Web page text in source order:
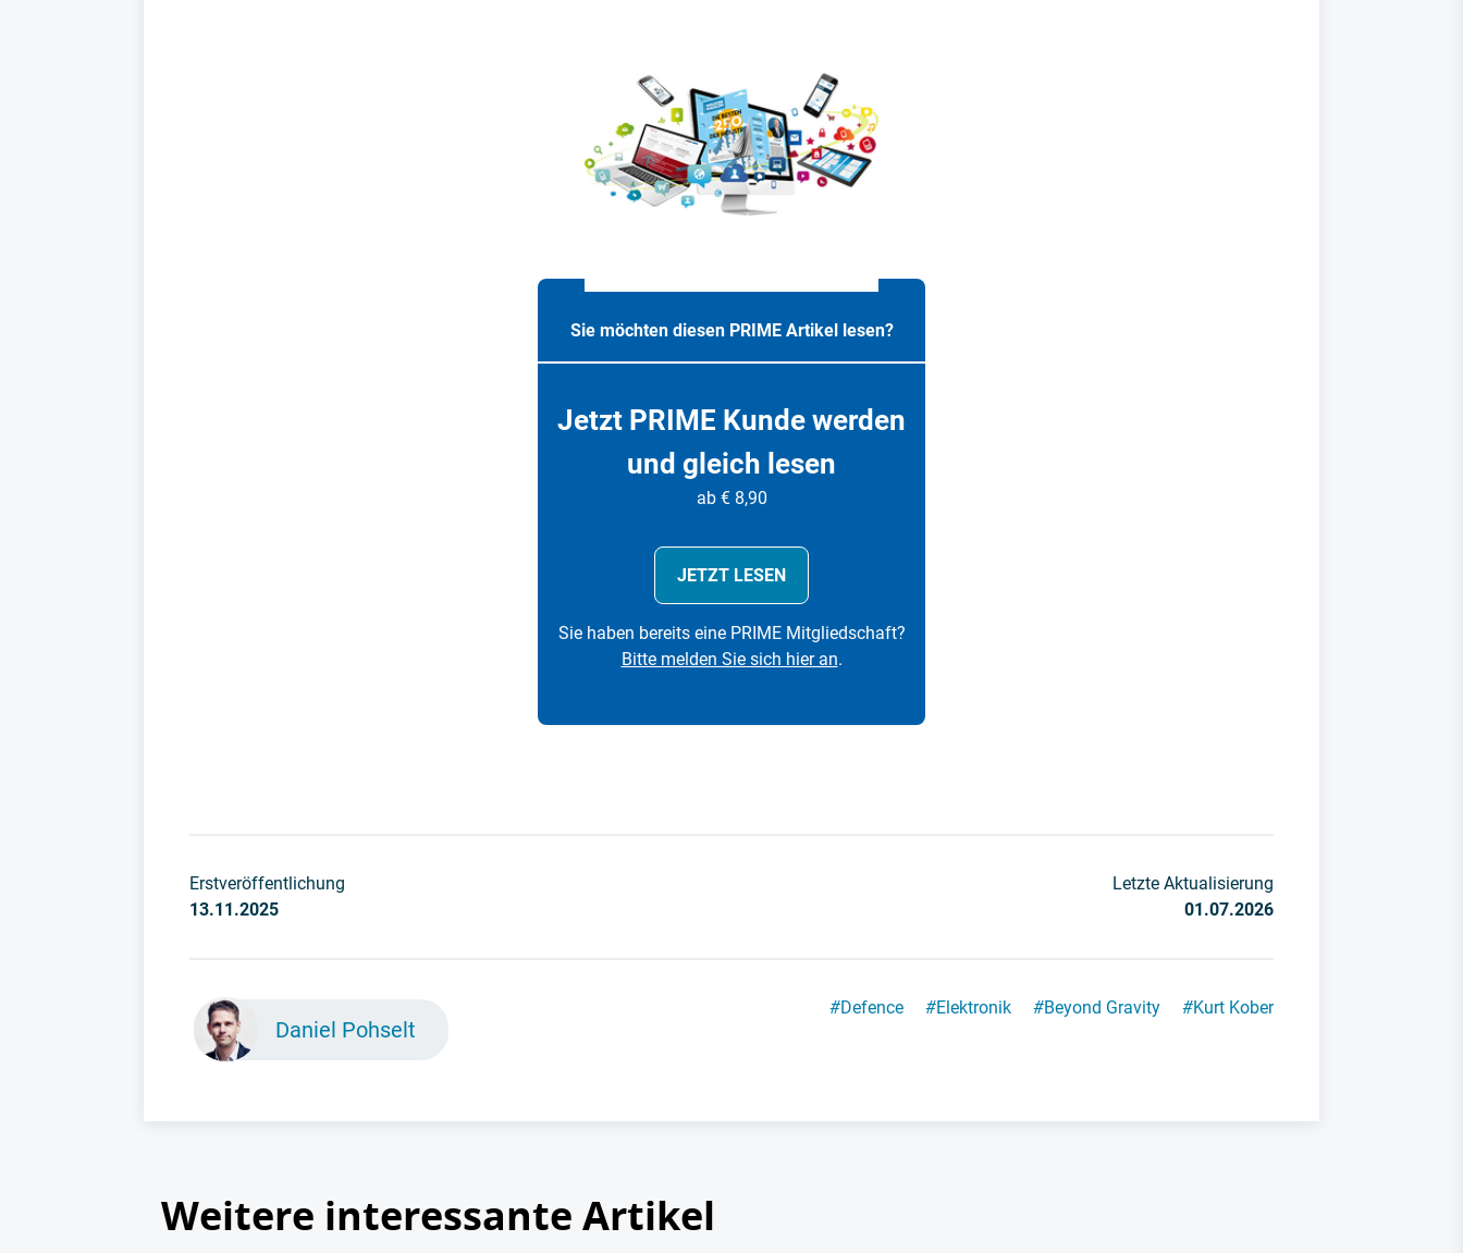
Sie möchten diesen PRIME Artikel lesen?
Jetzt PRIME Kunde werden
und gleich lesen
ab € 8,90
JETZT LESEN
Sie haben bereits eine PRIME Mitgliedschaft?
Bitte melden Sie sich hier an.
Erstveröffentlichung
13.11.2025
Letzte Aktualisierung
01.07.2026
Daniel Pohselt
#Defence #Elektronik #Beyond Gravity #Kurt Kober
Weitere interessante Artikel